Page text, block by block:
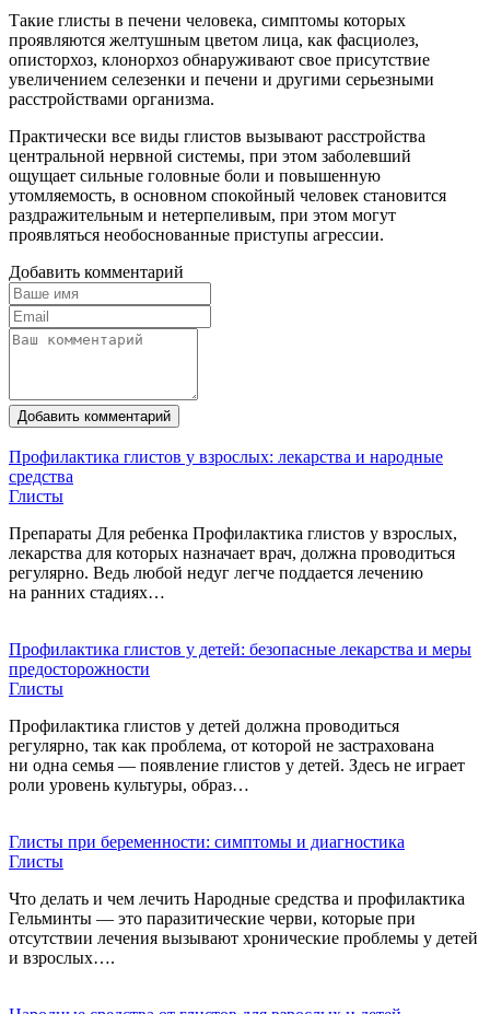
Такие глисты в печени человека, симптомы которых
проявляются желтушным цветом лица, как фасциолез,
описторхоз, клонорхоз обнаруживают свое присутствие
увеличением селезенки и печени и другими серьезными
расстройствами организма.
Практически все виды глистов вызывают расстройства
центральной нервной системы, при этом заболевший
ощущает сильные головные боли и повышенную
утомляемость, в основном спокойный человек становится
раздражительным и нетерпеливым, при этом могут
проявляться необоснованные приступы агрессии.
Добавить комментарий
Добавить комментарий
Профилактика глистов у взрослых: лекарства и народные
средства
Глисты
Препараты Для ребенка Профилактика глистов у взрослых,
лекарства для которых назначает врач, должна проводиться
регулярно. Ведь любой недуг легче поддается лечению
на ранних стадиях…
Профилактика глистов у детей: безопасные лекарства и меры
предосторожности
Глисты
Профилактика глистов у детей должна проводиться
регулярно, так как проблема, от которой не застрахована
ни одна семья — появление глистов у детей. Здесь не играет
роли уровень культуры, образ…
Глисты при беременности: симптомы и диагностика
Глисты
Что делать и чем лечить Народные средства и профилактика
Гельминты — это паразитические черви, которые при
отсутствии лечения вызывают хронические проблемы у детей
и взрослых….